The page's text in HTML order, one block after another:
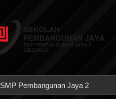
SMP Pembangunan Jaya 2